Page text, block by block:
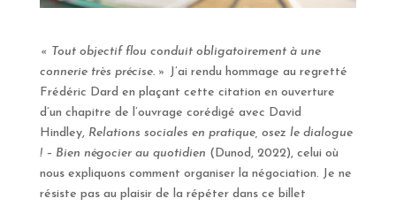
« Tout objectif flou conduit obligatoirement à une
connerie très précise. » J’ai rendu hommage au regretté
Frédéric Dard en plaçant cette citation en ouverture
d’un chapitre de l’ouvrage corédigé avec David
Hindley, Relations sociales en pratique, osez le dialogue
! – Bien négocier au quotidien (Dunod, 2022), celui où
nous expliquons comment organiser la négociation. Je ne
résiste pas au plaisir de la répéter dans ce billet